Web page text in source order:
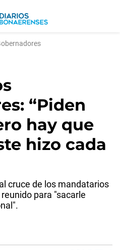
“Piden
hay que
hizo cada
cruce de los mandatarios
para "sacarle